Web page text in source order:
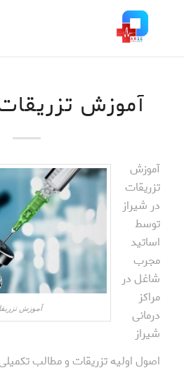
آموزش
آموزش
آموزش
تزریقات
در شیراز
توسط
اساتید
مجرب
شاغل در
مراکز
درمانی
شیراز
اصول اولیه تزریقات و مطالب